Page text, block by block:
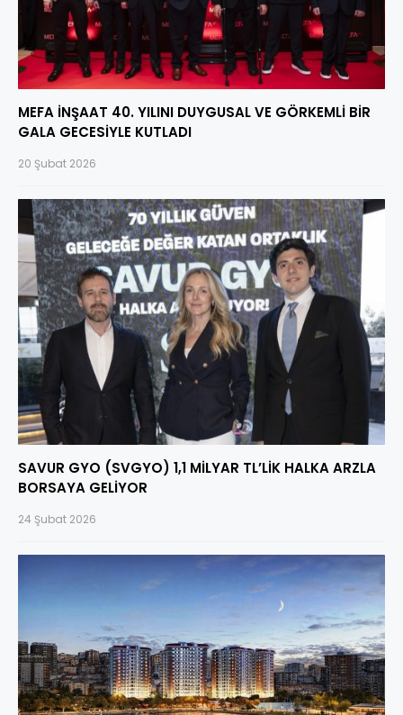
MEFA İNŞAAT 40. YILINI DUYGUSAL VE GÖRKEMLİ BİR
GALA GECESİYLE KUTLADI
20 Şubat 2026
SAVUR GYO (SVGYO) 1,1 MİLYAR TL’LİK HALKA ARZLA
BORSAYA GELİYOR
24 Şubat 2026